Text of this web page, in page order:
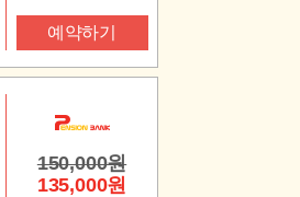
예약하기
150,000원
135,000원